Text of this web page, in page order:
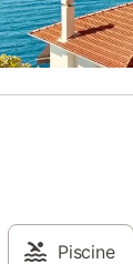
est à 40mn.
Piscine